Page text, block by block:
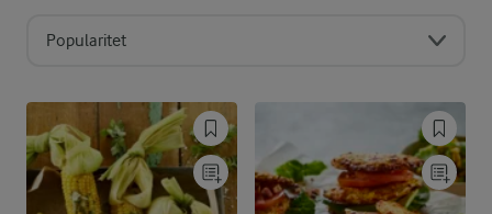
Popularitet